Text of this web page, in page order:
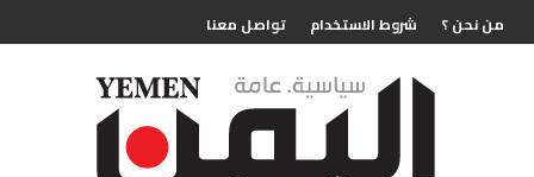
من نحن ؟ شروط الاستخدام تواصل معنا